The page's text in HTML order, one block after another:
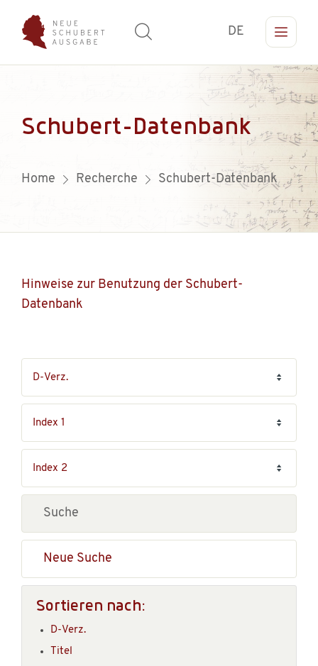
DE
Schubert-Datenbank
Home Recherche Schubert-Datenbank
Hinweise zur Benutzung der Schubert-
Datenbank
Neue Suche
Sortieren nach:
D-Verz.
Titel